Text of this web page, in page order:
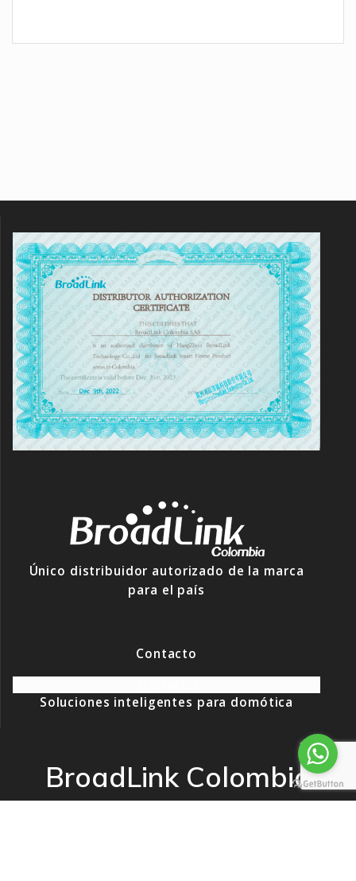
Único distribuidor autorizado de la marca
para el país
Contacto
Soluciones inteligentes para domótica
BroadLink Colombia